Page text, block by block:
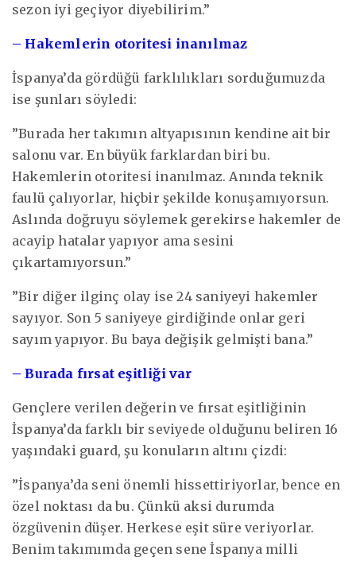
sezon iyi geçiyor diyebilirim.”
– Hakemlerin otoritesi inanılmaz
İspanya’da gördüğü farklılıkları sorduğumuzda
ise şunları söyledi:
”Burada her takımın altyapısının kendine ait bir
salonu var. En büyük farklardan biri bu.
Hakemlerin otoritesi inanılmaz. Anında teknik
faulü çalıyorlar, hiçbir şekilde konuşamıyorsun.
Aslında doğruyu söylemek gerekirse hakemler de
acayip hatalar yapıyor ama sesini
çıkartamıyorsun.”
”Bir diğer ilginç olay ise 24 saniyeyi hakemler
sayıyor. Son 5 saniyeye girdiğinde onlar geri
sayım yapıyor. Bu baya değişik gelmişti bana.”
– Burada fırsat eşitliği var
Gençlere verilen değerin ve fırsat eşitliğinin
İspanya’da farklı bir seviyede olduğunu beliren 16
yaşındaki guard, şu konuların altını çizdi:
”İspanya’da seni önemli hissettiriyorlar, bence en
özel noktası da bu. Çünkü aksi durumda
özgüvenin düşer. Herkese eşit süre veriyorlar.
Benim takımımda geçen sene İspanya milli